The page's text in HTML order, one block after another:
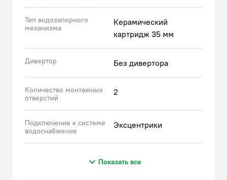
Тип водозапорного
механизма
Керамический
картридж 35 мм
Дивертор Без дивертора
Количество монтажных
отверстий
2
Подключение к системе
водоснабжения
Эксцентрики
Показать все